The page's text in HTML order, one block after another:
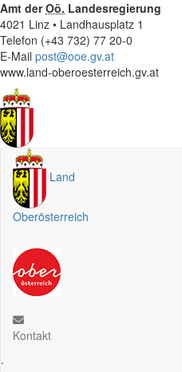
Amt derOö. Landesregierung
4021 Linz • Landhausplatz 1
Telefon (+43 732) 77 20-0
E-Mail post@ooe.gv.at
www.land-oberoesterreich.gv.at
Land
Oberösterreich
Kontakt
.